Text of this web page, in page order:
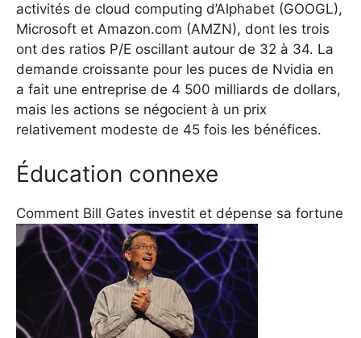
activités de cloud computing d’Alphabet (GOOGL),
Microsoft et Amazon.com (AMZN), dont les trois
ont des ratios P/E oscillant autour de 32 à 34. La
demande croissante pour les puces de Nvidia en
a fait une entreprise de 4 500 milliards de dollars,
mais les actions se négocient à un prix
relativement modeste de 45 fois les bénéfices.
Éducation connexe
Comment Bill Gates investit et dépense sa fortune